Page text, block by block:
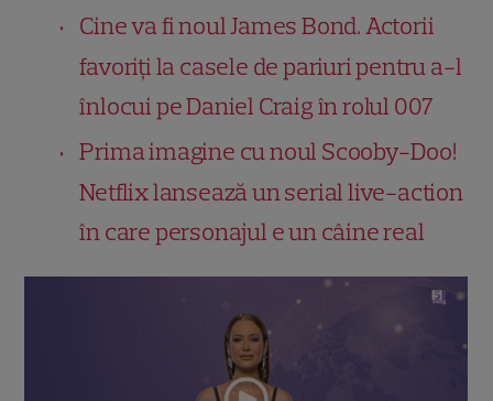
Cine va fi noul James Bond. Actorii
favoriți la casele de pariuri pentru a-l
înlocui pe Daniel Craig în rolul 007
Prima imagine cu noul Scooby-Doo!
Netflix lansează un serial live-action
în care personajul e un câine real